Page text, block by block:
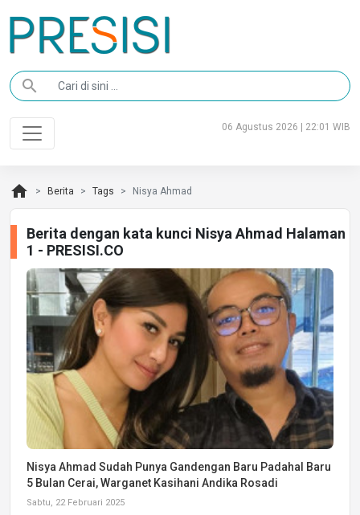
search
06 Agustus 2026 | 22:01 WIB
home Berita Tags Nisya Ahmad
Berita dengan kata kunci Nisya Ahmad Halaman
1 - PRESISI.CO
Nisya Ahmad Sudah Punya Gandengan Baru Padahal Baru
5 Bulan Cerai, Warganet Kasihani Andika Rosadi
Sabtu, 22 Februari 2025